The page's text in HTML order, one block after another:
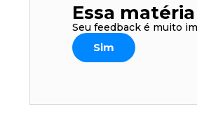
Essa
Seu feedback é muito
Sim